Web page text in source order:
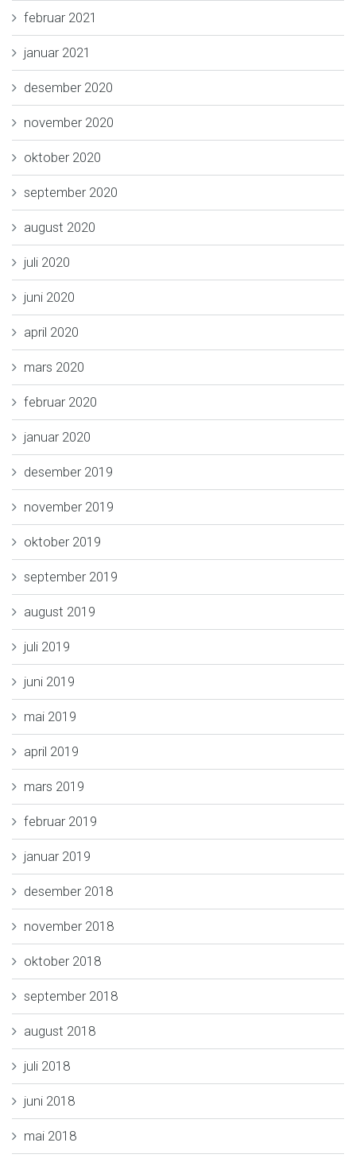
februar 2021
januar 2021
desember 2020
november 2020
oktober 2020
september 2020
august 2020
juli 2020
juni 2020
april 2020
mars 2020
februar 2020
januar 2020
desember 2019
november 2019
oktober 2019
september 2019
august 2019
juli 2019
juni 2019
mai 2019
april 2019
mars 2019
februar 2019
januar 2019
desember 2018
november 2018
oktober 2018
september 2018
august 2018
juli 2018
juni 2018
mai 2018